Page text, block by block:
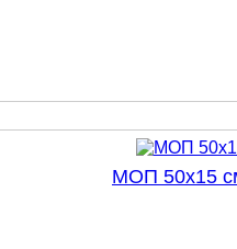
МОП 50х15